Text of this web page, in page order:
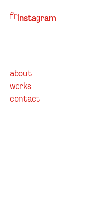
about
works
contact
frInstagram